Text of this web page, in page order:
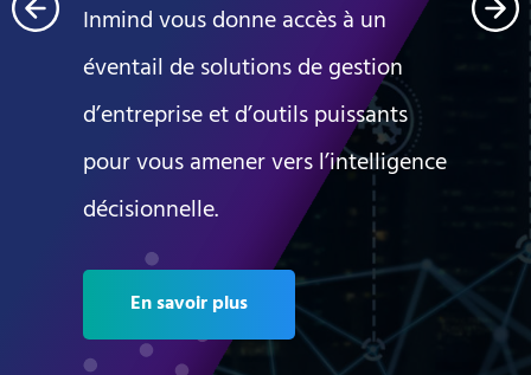
Inmind vous donne accès à un
éventail de solutions de gestion
d’entreprise et d’outils puissants
pour vous amener vers l’intelligence
décisionnelle.
En savoir plus